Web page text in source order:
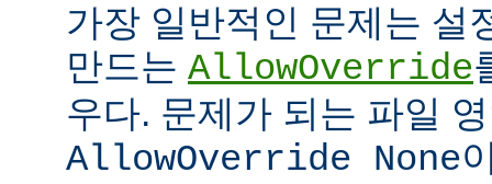
가장 일반적인 문제는 설
만드는 AllowOverride
우다. 문제가 되는 파일
AllowOverride None